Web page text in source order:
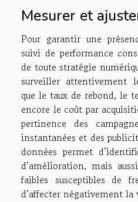
Mesurer et
Pour garantir une
suivi de performance
de toute stratégie
surveiller attentivement
que le taux de rebond, le
encore le coût par
pertinence des
instantanées et des
données permet
d’amélioration, mais
faibles susceptibles de
d’affecter négativement